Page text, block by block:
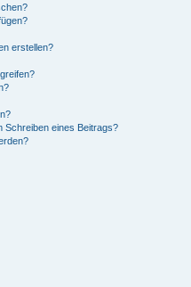
erstellen?
Schreiben eines Beitrags?